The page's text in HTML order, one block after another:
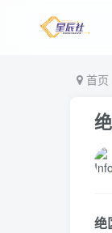
首页
绝